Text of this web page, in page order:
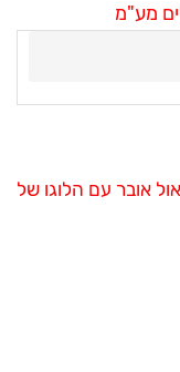
מע"מ
אובר עם הלוגו של